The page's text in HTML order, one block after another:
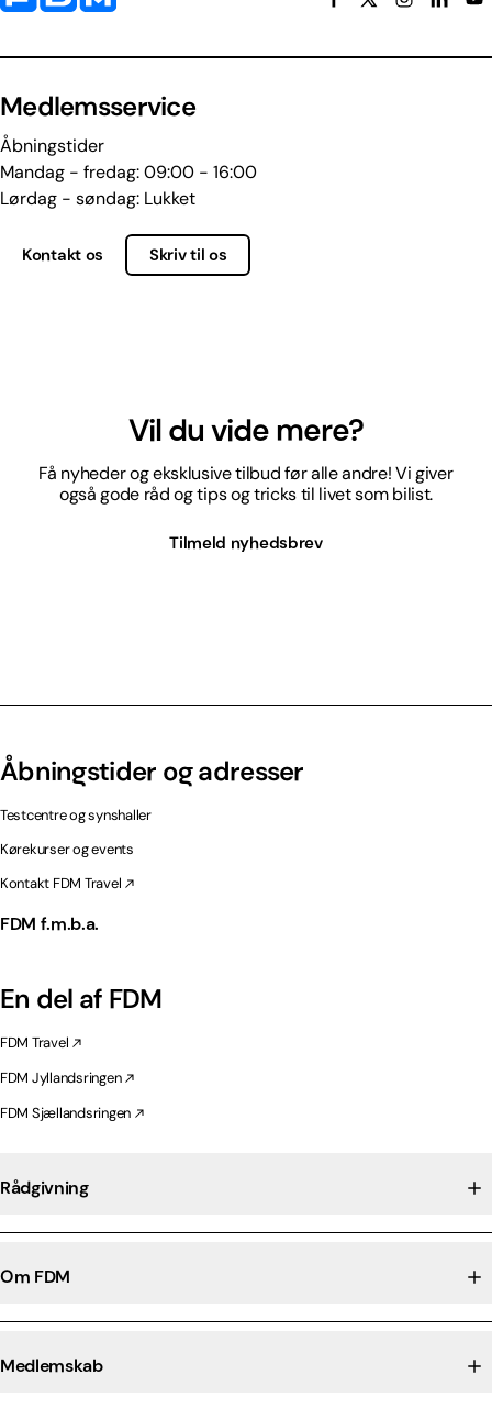
Medlemsservice
Åbningstider
Mandag - fredag: 09:00 - 16:00
Lørdag - søndag: Lukket
Kontakt os Skriv til os
Vil du vide mere?
Få nyheder og eksklusive tilbud før alle andre! Vi giver
også gode råd og tips og tricks til livet som bilist.
Tilmeld nyhedsbrev
Åbningstider og adresser
Testcentre og synshaller
Kørekurser og events
Kontakt FDM Travel
FDM f.m.b.a.
En del af FDM
FDM Travel
FDM Jyllandsringen
FDM Sjællandsringen
Rådgivning
Om FDM
Medlemskab